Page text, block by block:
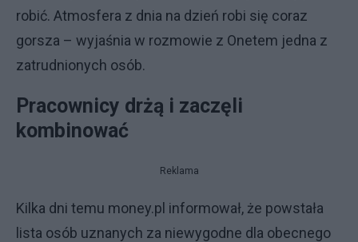
robić. Atmosfera z dnia na dzień robi się coraz
gorsza – wyjaśnia w rozmowie z Onetem jedna z
zatrudnionych osób.
Pracownicy drżą i zaczęli
kombinować
Reklama
Kilka dni temu money.pl informował, że powstała
lista osób uznanych za niewygodne dla obecnego